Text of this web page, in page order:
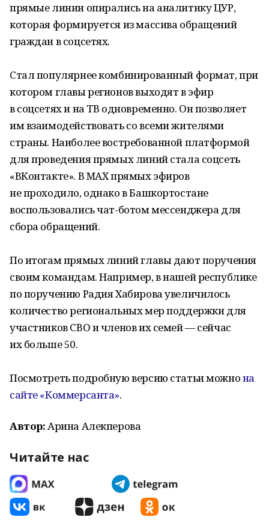
прямые линии опирались на аналитику ЦУР,
которая формируется из массива обращений
граждан в соцсетях.
Стал популярнее комбинированный формат, при
котором главы регионов выходят в эфир
в соцсетях и на ТВ одновременно. Он позволяет
им взаимодействовать со всеми жителями
страны. Наиболее востребованной платформой
для проведения прямых линий стала соцсеть
«ВКонтакте». В MAX прямых эфиров
не проходило, однако в Башкортостане
воспользовались чат-ботом мессенджера для
сбора обращений.
По итогам прямых линий главы дают поручения
своим командам. Например, в нашей республике
по поручению Радия Хабирова увеличилось
количество региональных мер поддержки для
участников СВО и членов их семей — сейчас
их больше 50.
Посмотреть подробную версию статьи можнона
сайте «Коммерсанта».
Автор:Арина Алекперова
Читайте нас